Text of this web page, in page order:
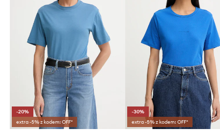
-20%
extra -5% z kodem: OFF*
-30%
extra -5% z kodem: OFF*